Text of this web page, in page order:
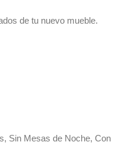
de tu nuevo mueble.
Sin Mesas de Noche, Con